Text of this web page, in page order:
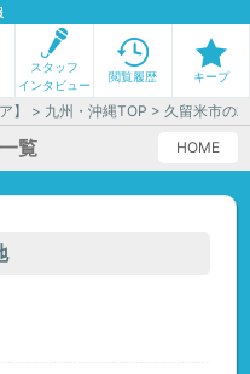
スタッフ
インタビュー
閲覧履歴 キープ
】 > 九州・沖縄TOP > 久留米市の
HOME
覧